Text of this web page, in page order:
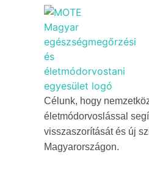
Célunk, hogy
életmódorvoslással
visszaszorítását és új
Magyarországon.